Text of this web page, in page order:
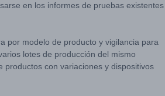
en los informes de pruebas existentes
por modelo de producto y vigilancia para
lotes de producción del mismo
con variaciones y dispositivos